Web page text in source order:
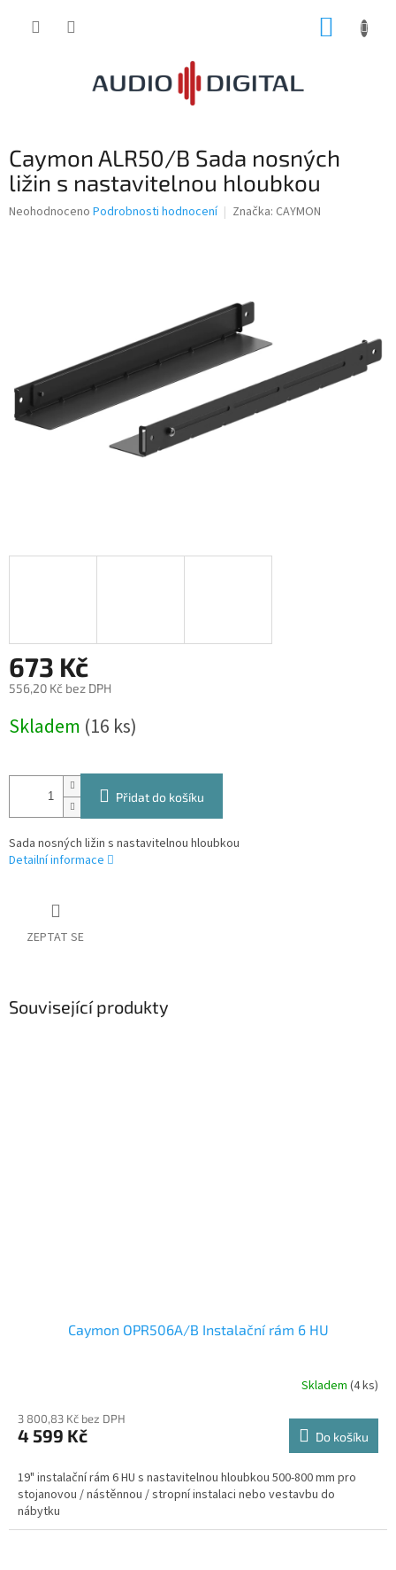
Caymon ALR50/B Sada nosných
ližin s nastavitelnou hloubkou
Průměrné
Neohodnoceno Podrobnosti hodnocení Značka: CAYMON
673 Kč
556,20 Kč bez DPH
cena:
Skladem (16 ks)
Přidat do košíku
Sada nosných ližin s nastavitelnou hloubkou
Detailní informace
ZEPTAT SE
Související produkty
Caymon OPR506A/B Instalační rám 6 HU
Skladem (4 ks)
3 800,83 Kč bez DPH
4 599 Kč Do košíku
19" instalační rám 6 HU s nastavitelnou hloubkou 500-800 mm pro
stojanovou / nástěnnou / stropní instalaci nebo vestavbu do
nábytku